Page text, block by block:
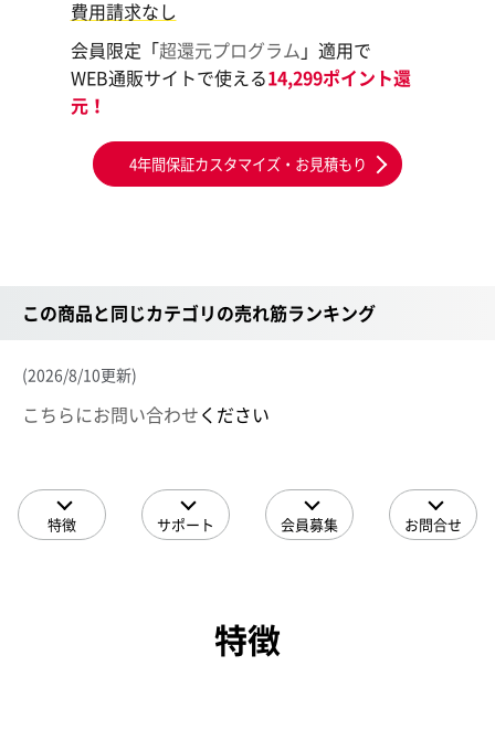
費用請求なし
会員限定「超還元プログラム 」適用で
WEB通販サイトで使える14,299ポイント還
元！
4年間保証カスタマイズ・お見積もり
この商品と同じカテゴリの売れ筋ランキング
(2026/8/10更新)
こちらにお問い合わせください
特徴 サポート 会員募集 お問合せ
特徴